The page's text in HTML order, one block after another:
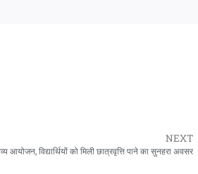
NEXT
आयोजन, विद्यार्थियों को मिली छात्रवृत्ति पाने का सुनहरा अवसर